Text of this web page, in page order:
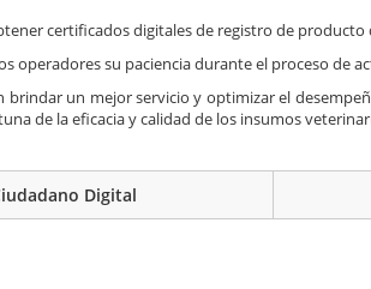
certificados digitales de registro de
operadores su paciencia durante el proceso de
brindar un mejor servicio y optimizar el
de la eficacia y calidad de los insumos
Digital